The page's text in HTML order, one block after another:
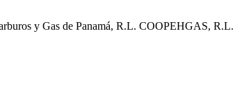
y Gas de Panamá, R.L. COOPEHGAS, R.L.